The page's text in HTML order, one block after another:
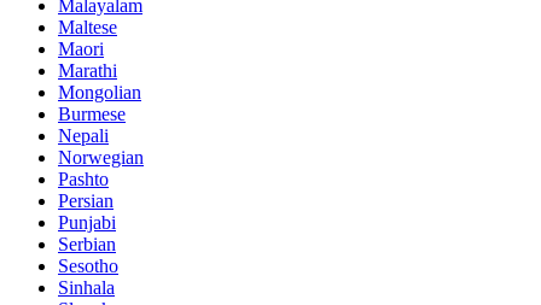
Malayalam
Maltese
Maori
Marathi
Mongolian
Burmese
Nepali
Norwegian
Pashto
Persian
Punjabi
Serbian
Sesotho
Sinhala